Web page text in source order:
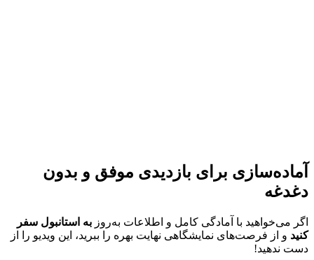
آماده‌سازی برای بازدیدی موفق و بدون
دغدغه
اگر می‌خواهید با آمادگی کامل و اطلاعات به‌روز به استانبول سفر
کنید و از فرصت‌های نمایشگاهی نهایت بهره را ببرید، این ویدیو را از
دست ندهید!